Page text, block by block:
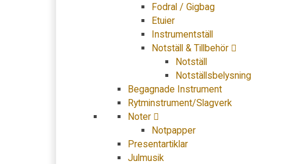
Fodral / Gigbag
Etuier
Instrumentställ
Notställ & Tillbehör
Notställ
Notställsbelysning
Begagnade Instrument
Rytminstrument/Slagverk
Noter
Notpapper
Presentartiklar
Julmusik